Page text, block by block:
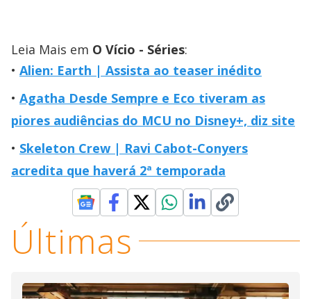
Leia Mais em O Vício - Séries:
Alien: Earth | Assista ao teaser inédito
Agatha Desde Sempre e Eco tiveram as
piores audiências do MCU no Disney+, diz site
Skeleton Crew | Ravi Cabot-Conyers
acredita que haverá 2ª temporada
Últimas